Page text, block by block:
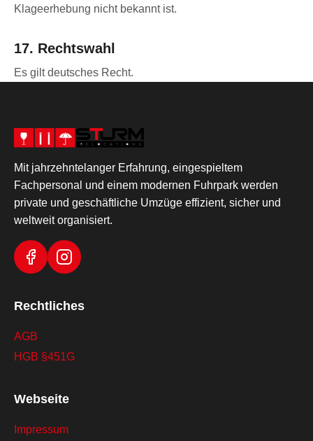
Klageerhebung nicht bekannt ist.
17. Rechtswahl
Es gilt deutsches Recht.
Mit jahrzehntelanger Erfahrung, eingespieltem
Fachpersonal und einem modernen Fuhrpark werden
private und geschäftliche Umzüge effizient, sicher und
weltweit organisiert.
Rechtliches
AGB
HGB §451G
Webseite
Impressum